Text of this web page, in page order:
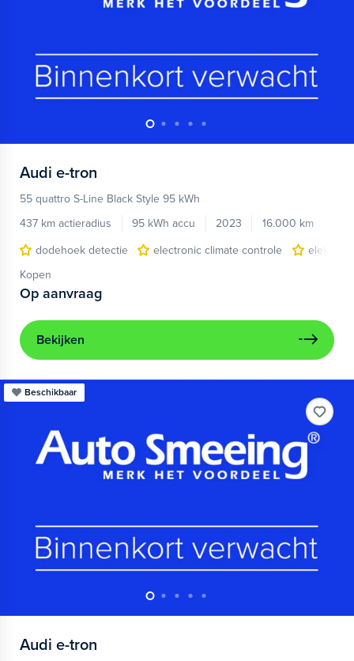
Audi e-tron
55 quattro S-Line Black Style 95 kWh
437 km actieradius
95 kWh accu 2023
16.000 km
dodehoek detectie
electronic climate controle
Kopen
Op aanvraag
Bekijken
Beschikbaar
Audi e-tron